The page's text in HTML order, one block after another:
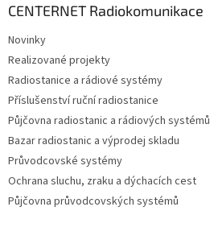
CENTERNET Radiokomunikace
Novinky
Realizované projekty
Radiostanice a rádiové systémy
Příslušenství ruční radiostanice
Půjčovna radiostanic a rádiových systémů
Bazar radiostanic a výprodej skladu
Průvodcovské systémy
Ochrana sluchu, zraku a dýchacích cest
Půjčovna průvodcovských systémů